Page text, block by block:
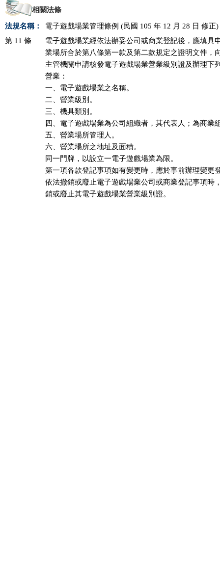
相關法條
法規名稱：
電子遊戲場業管理條例 (民國 105 年 12 月 28 日 修正)
第 11 條
電子遊戲場業經依法辦妥公司或商業登記後，應填具
業場所合於第八條第一款及第二款規定之證明文件，
主管機關申請核發電子遊戲場業營業級別證及辦理下
營業：
一、電子遊戲場業之名稱。
二、營業級別。
三、機具類別。
四、電子遊戲場業為公司組織者，其代表人；為商業
五、營業場所管理人。
六、營業場所之地址及面積。
同一門牌，以設立一電子遊戲場業為限。
第一項各款登記事項如有變更時，應於事前辦理變更
依法撤銷或廢止電子遊戲場業公司或商業登記事項時
銷或廢止其電子遊戲場業營業級別證。